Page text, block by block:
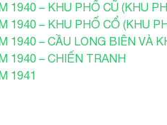
1940 – KHU PHỐ CŨ (KHU
1940 – KHU PHỐ CỔ (KHU
1940 – CẦU LONG BIÊN VÀ
1940 – CHIẾN TRANH
1941